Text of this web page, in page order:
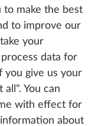
to make the best
to improve our
your
data for
you give us your
You can
with effect for
about